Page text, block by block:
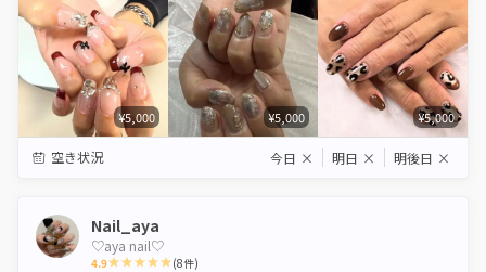
¥5,000 ¥5,000 ¥5,000
空き状況 今日 × 明日 × 明後日 ×
Nail_aya
♡aya nail♡
4.9 (8件)